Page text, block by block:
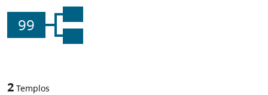
99
2 Templos